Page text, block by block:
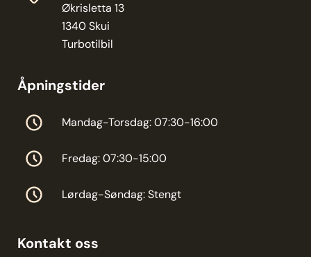
Økrisletta 13
1340 Skui
Turbotilbil
Åpningstider
Mandag-Torsdag: 07:30-16:00
Fredag: 07:30-15:00
Lørdag-Søndag: Stengt
Kontakt oss